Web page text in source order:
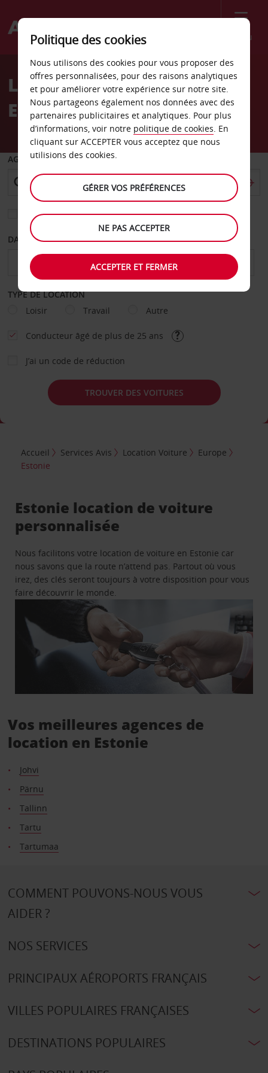
Menu
Welcome
AvisLocation de voiture en
Estonie
AGENCE DE DÉPART
Sélectionnez une autre agence de retour
DATE DE DÉPART DATE DE RETOUR
TYPE DE LOCATION
Loisir
Travail Autre
Conducteur âgé de plus de 25 ans
J’ai un code de réduction
TROUVER DES VOITURES
Accueil Services Avis Location Voiture
Europe
Estonie
Estonie location de voiture
personnalisée
Nous facilitons votre location de voiture en Estonie car
nous savons que la route n’attend pas. Partout où vous
irez, des clés seront toujours à votre disposition pour vous
faire découvrir le monde.
Vos meilleures agences de
location en Estonie
Johvi
Pärnu
Tallinn
Tartu
Tartumaa
COMMENT POUVONS-NOUS VOUS
AIDER ?
NOS SERVICES
PRINCIPAUX AÉROPORTS FRANÇAIS
VILLES POPULAIRES FRANÇAISES
DESTINATIONS POPULAIRES
Politique des cookies
Nous utilisons des cookies pour vous proposer des
offres personnalisées, pour des raisons analytiques
et pour améliorer votre expérience sur notre site.
Nous partageons également nos données avec des
partenaires publicitaires et analytiques. Pour plus
d’informations, voir notre politique de cookies. En
cliquant sur ACCEPTER vous acceptez que nous
utilisions des cookies.
GÉRER VOS PRÉFÉRENCES
NE PAS ACCEPTER
ACCEPTER ET FERMER